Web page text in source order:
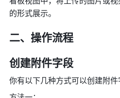
的形式展示。
二、操作流程
创建附件字段
你有以下几种方式可以创建附件